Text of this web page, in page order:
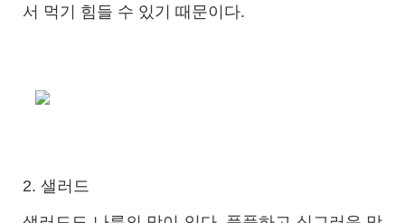
서 먹기 힘들 수 있기 때문이다.
2. 샐러드